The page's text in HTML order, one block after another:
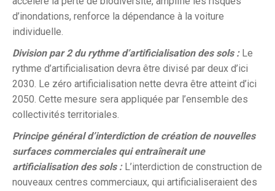
d’inondations, renforce la dépendance à la voiture
individuelle.
Division par 2 du rythme d’artificialisation des sols : Le
rythme d’artificialisation devra être divisé par deux d’ici
2030. Le zéro artificialisation nette devra être atteint d’ici
2050. Cette mesure sera appliquée par l’ensemble des
collectivités territoriales.
Principe général d’interdiction de création de nouvelles
surfaces commerciales qui entraînerait une
artificialisation des sols : L’interdiction de construction de
nouveaux centres commerciaux, qui artificialiseraient des